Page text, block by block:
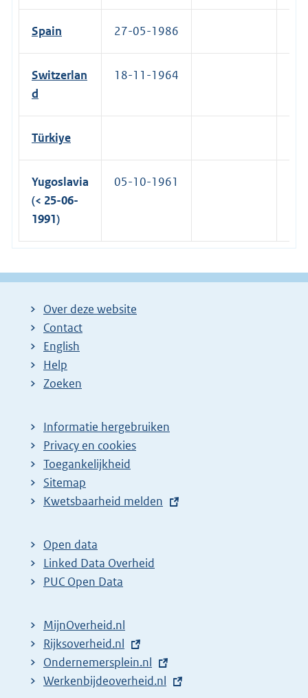
Spain 27-05-1986
Switzerlan
d
18-11-1964
Türkiye
Yugoslavia
(< 25-06-
1991)
05-10-1961
Over deze website
Contact
English
Help
Zoeken
Informatie hergebruiken
Privacy en cookies
Toegankelijkheid
Sitemap
E
t
e
r
l
i
n
k
Kwetsbaarheid melden
Open data
Linked Data Overheid
PUC Open Data
MijnOverheid.nl
E
x
t
Rijksoverheid.nl
e
x
E
x
Ondernemersplein.nl
e
E
Werkenbijdeoverheid.nl